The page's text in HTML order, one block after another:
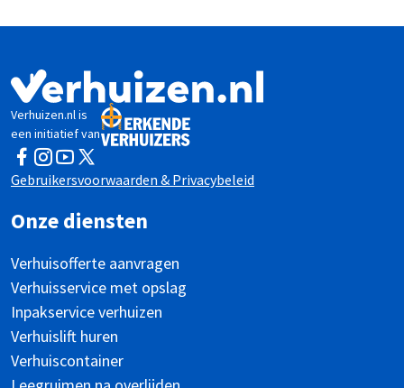
Verhuizen.nl is
een initiatief van
Facebook
Instagram
YouTubeTwitter
Gebruikersvoorwaarden & Privacybeleid
Onze diensten
Verhuisofferte aanvragen
Verhuisservice met opslag
Inpakservice verhuizen
Verhuislift huren
Verhuiscontainer